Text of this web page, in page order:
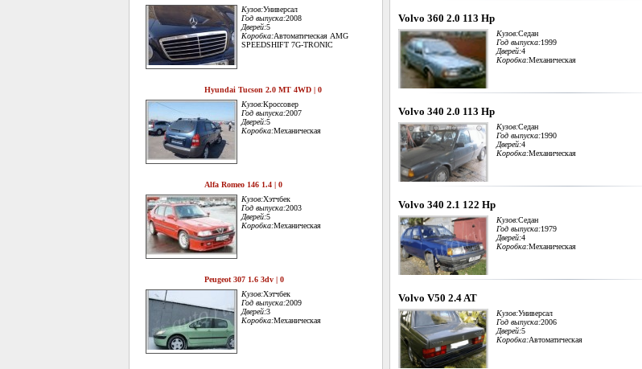
Volvo 360 2.0 113 Hp
Кузов:Седан
Год выпуска:1999
Дверей:4
Коробка:Механическая
Volvo 340 2.0 113 Hp
Кузов:Седан
Год выпуска:1990
Дверей:4
Коробка:Механическая
Volvo 340 2.1 122 Hp
Кузов:Седан
Год выпуска:1979
Дверей:4
Коробка:Механическая
Volvo V50 2.4 AT
Кузов:Универсал
Год выпуска:2006
Дверей:5
Коробка:Автоматическая
Кузов:Универсал
Год выпуска:2008
Дверей:5
Коробка:Автоматическая AMG
SPEEDSHIFT 7G-TRONIC
Hyundai Tucson 2.0 MT 4WD | 0
Кузов:Кроссовер
Год выпуска:2007
Дверей:5
Коробка:Механическая
Alfa Romeo 146 1.4 | 0
Кузов:Хэтчбек
Год выпуска:2003
Дверей:5
Коробка:Механическая
Peugeot 307 1.6 3dv | 0
Кузов:Хэтчбек
Год выпуска:2009
Дверей:3
Коробка:Механическая